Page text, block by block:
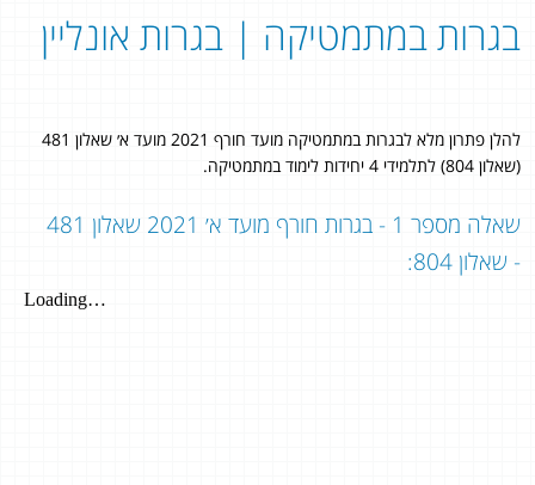
בגרות במתמטיקה | בגרות אונליין
להלן פתרון מלא לבגרות במתמטיקה מועד חורף 2021 מועד א׳ שאלון 481
(שאלון 804) לתלמידי 4 יחידות לימוד במתמטיקה.
שאלה מספר 1 - בגרות חורף מועד א׳ 2021 שאלון 481
- שאלון 804: